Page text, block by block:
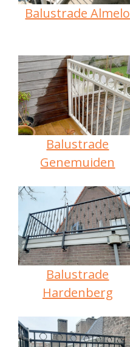
Balustrade Almelo
Balustrade
Genemuiden
Balustrade
Hardenberg